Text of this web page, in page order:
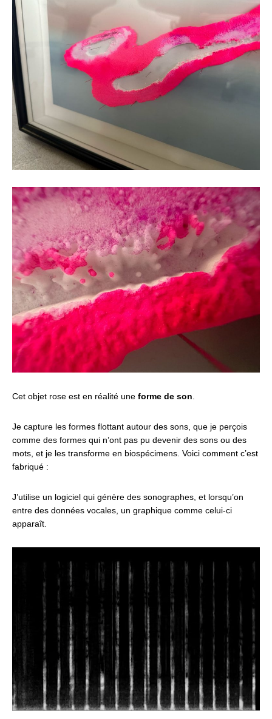
Cet objet rose est en réalité une forme de son
Je capture les formes flottant autour des sons, que je perçois
comme des formes qui n’ont pas pu devenir des sons ou des
mots, et je les transforme en biospécimens. Voici comment c’est
fabriqué :
J’utilise un logiciel qui génère des sonographes, et lorsqu’on
entre des données vocales, un graphique comme celui-ci
apparaît.